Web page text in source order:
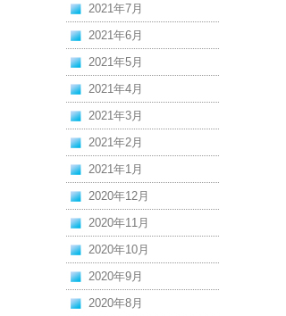
2021年7月
2021年6月
2021年5月
2021年4月
2021年3月
2021年2月
2021年1月
2020年12月
2020年11月
2020年10月
2020年9月
2020年8月